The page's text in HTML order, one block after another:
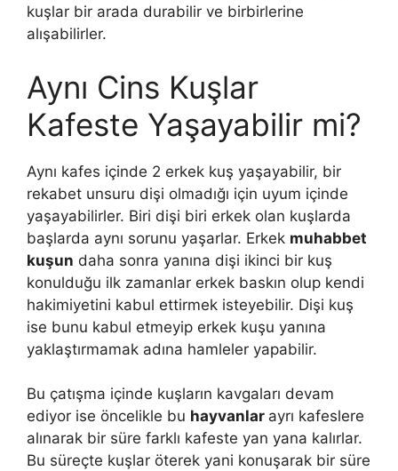
kuşlar bir arada durabilir ve birbirlerine
alışabilirler.
Aynı Cins Kuşlar
Kafeste Yaşayabilir mi?
Aynı kafes içinde 2 erkek kuş yaşayabilir, bir
rekabet unsuru dişi olmadığı için uyum içinde
yaşayabilirler. Biri dişi biri erkek olan kuşlarda
başlarda aynı sorunu yaşarlar. Erkek muhabbet
kuşun daha sonra yanına dişi ikinci bir kuş
konulduğu ilk zamanlar erkek baskın olup kendi
hakimiyetini kabul ettirmek isteyebilir. Dişi kuş
ise bunu kabul etmeyip erkek kuşu yanına
yaklaştırmamak adına hamleler yapabilir.
Bu çatışma içinde kuşların kavgaları devam
ediyor ise öncelikle bu hayvanlar ayrı kafeslere
alınarak bir süre farklı kafeste yan yana kalırlar.
Bu süreçte kuşlar öterek yani konuşarak bir süre